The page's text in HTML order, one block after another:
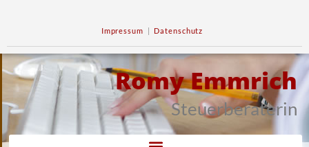
Impressum | Datenschutz
Romy Emmrich
Steuerberaterin